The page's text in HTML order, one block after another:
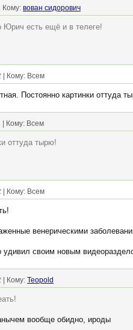
Кому: вован сидорович
Юрич есть ещё и в телеге!
| Кому: Всем
Постоянно картинки оттуда
| Кому: Всем
оттуда тырю!
| Кому: Всем
венерическими
удивил своим новым
| Кому: Teopold
вообще обидно, ироды